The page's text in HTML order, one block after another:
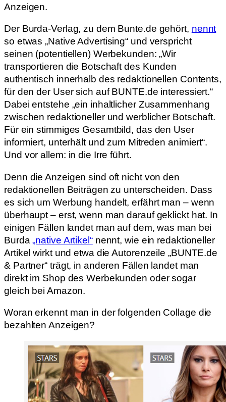
Anzeigen.
Der Burda-Verlag, zu dem Bunte.de gehört, nennt
so etwas „Native Advertising“ und verspricht
seinen (potentiellen) Werbekunden: „Wir
transportieren die Botschaft des Kunden
authentisch innerhalb des redaktionellen Contents,
für den der User sich auf BUNTE.de interessiert.“
Dabei entstehe „ein inhaltlicher Zusammenhang
zwischen redaktioneller und werblicher Botschaft.
Für ein stimmiges Gesamtbild, das den User
informiert, unterhält und zum Mitreden animiert“.
Und vor allem: in die Irre führt.
Denn die Anzeigen sind oft nicht von den
redaktionellen Beiträgen zu unterscheiden. Dass
es sich um Werbung handelt, erfährt man – wenn
überhaupt – erst, wenn man darauf geklickt hat. In
einigen Fällen landet man auf dem, was man bei
Burda„native Artikel“nennt, wie ein redaktioneller
Artikel wirkt und etwa die Autorenzeile „BUNTE.de
& Partner“ trägt, in anderen Fällen landet man
direkt im Shop des Werbekunden oder sogar
gleich bei Amazon.
Woran erkennt man in der folgenden Collage die
bezahlten Anzeigen?